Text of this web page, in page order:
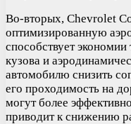
Во-вторых, Chevrolet
оптимизированную
способствует
кузова и
автомобилю снизить
его проходимость на
могут более
приводит к снижению